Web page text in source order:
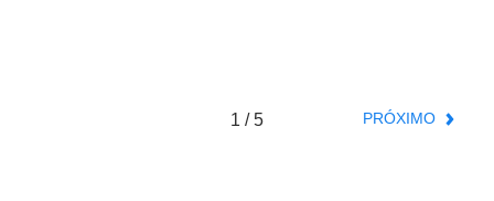
1 PRÓXIMO